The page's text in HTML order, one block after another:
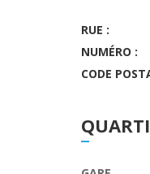
RUE :
NUMÉRO :
CODE